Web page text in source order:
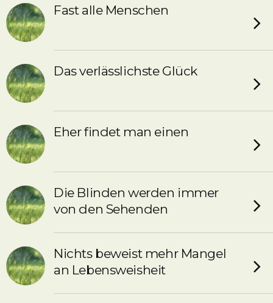
Fast alle Menschen
Das verlässlichste Glück
Eher findet man einen
Die Blinden werden immer
von den Sehenden
Nichts beweist mehr Mangel
an Lebensweisheit